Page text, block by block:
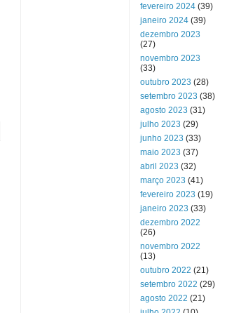
fevereiro 2024 (39)
janeiro 2024 (39)
dezembro 2023
(27)
novembro 2023
(33)
outubro 2023 (28)
setembro 2023 (38)
agosto 2023 (31)
julho 2023 (29)
junho 2023 (33)
maio 2023 (37)
abril 2023 (32)
março 2023 (41)
fevereiro 2023 (19)
janeiro 2023 (33)
dezembro 2022
(26)
novembro 2022
(13)
outubro 2022 (21)
setembro 2022 (29)
agosto 2022 (21)